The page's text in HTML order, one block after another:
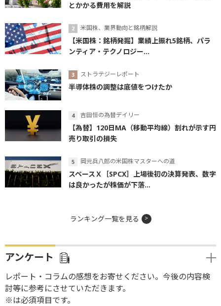
とかかる費用を解説
米国株、業界動向と銘柄解説
【米国株：銘柄発掘】業績上振れ5銘柄、パラ
ンティア・テクノロジー...
ストラテジーレポート
半導体株の調整は底値をつけたか
吉田恒の為替デイリー
【為替】120日MA（移動平均線）割れが示す円
売り取引の損失
岡元兵八郎の米国株マスターへの道
スペースＸ［SPCX］上場後初の決算発表、数字
は良かったが株価が下落...
ランキング一覧を見る
アンケート
レポート・コラムの感想をお寄せください。今後の内容検
討等に参考にさせていただきます。
※は必須項目です。